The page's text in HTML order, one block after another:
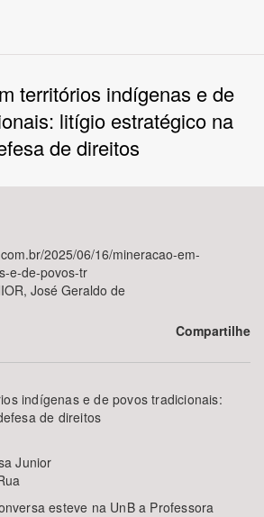
territórios indígenas e de
litígio estratégico na
de direitos
2025/06/16/mineracao-em-
e-de-povos-tr
José Geraldo de
Compartilhe
indígenas e de povos tradicionais:
de direitos
Junior
esteve na UnB a Professora